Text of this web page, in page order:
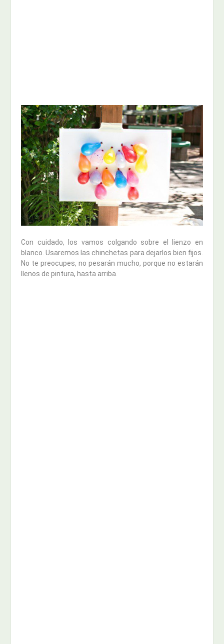
Con cuidado, los vamos colgando sobre el lienzo en
blanco. Usaremos las chinchetas para dejarlos bien fijos.
No te preocupes, no pesarán mucho, porque no estarán
llenos de pintura, hasta arriba.